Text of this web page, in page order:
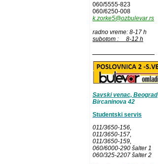
060/5555-823
060/6250-008
k.zorke5@ozbulevar.rs
radno vreme: 8-17 h
subotom : 8-12 h
Savski venac, Beograd
Bircaninova 42
Studentski servis
011/3650-156,
011/3650-157,
011/3650-159,
060/6000-290 šalter 1
060/325-2207 šalter 2